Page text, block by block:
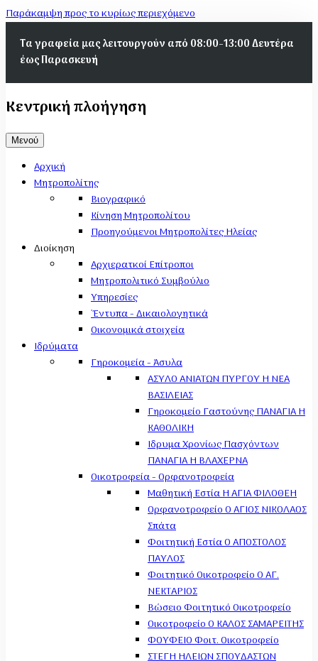
Παράκαμψη προς το κυρίως περιεχόμενο
Τα γραφεία μας λειτουργούν από 08:00-13:00 Δευτέρα
έως Παρασκευή
Κεντρική πλοήγηση
Μενού
Αρχική
Μητροπολίτης
Βιογραφικό
Κίνηση Μητροπολίτου
Προηγούμενοι Μητροπολίτες Ηλείας
Διοίκηση
Αρχιερατκοί Επίτροποι
Μητροπολιτικό Συμβούλιο
Υπηρεσίες
'Έντυπα - Δικαιολογητικά
Οικονομικά στοιχεία
Ιδρύματα
Γηροκομεία - Άσυλα
ΑΣΥΛΟ ΑΝΙΑΤΩΝ ΠΥΡΓΟΥ Η ΝΕΑ
ΒΑΣΙΛΕΙΑΣ
Γηροκομείο Γαστούνης ΠΑΝΑΓΙΑ Η
ΚΑΘΟΛΙΚΗ
Ιδρυμα Χρονίως Πασχόντων
ΠΑΝΑΓΙΑ Η ΒΛΑΧΕΡΝΑ
Οικοτροφεία - Ορφανοτροφεία
Μαθητική Εστία Η ΑΓΙΑ ΦΙΛΟΘΕΗ
Ορφανοτροφείο Ο ΑΓΙΟΣ ΝΙΚΟΛΑΟΣ
Σπάτα
Φοιτητική Εστία Ο ΑΠΟΣΤΟΛΟΣ
ΠΑΥΛΟΣ
Φοιτητικό Οικοτροφείο Ο ΑΓ.
ΝΕΚΤΑΡΙΟΣ
Βώσειο Φοιτητικό Οικοτροφείο
Οικοτροφείο Ο ΚΑΛΟΣ ΣΑΜΑΡΕΙΤΗΣ
ΦΟΥΦΕΙΟ Φοιτ. Οικοτροφείο
ΣΤΕΓΗ ΗΛΕΙΩΝ ΣΠΟΥΔΑΣΤΩΝ